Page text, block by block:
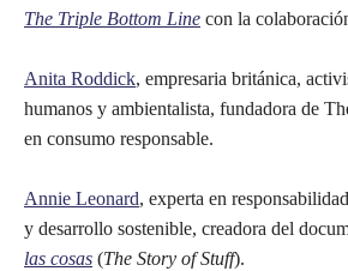
The Triple Bottom Line con la
Anita Roddick, empresaria británica,
humanos y ambientalista, fundadora de
en consumo responsable.
Annie Leonard, experta en
y desarrollo sostenible, creadora del
las cosas (The Story of Stuff).